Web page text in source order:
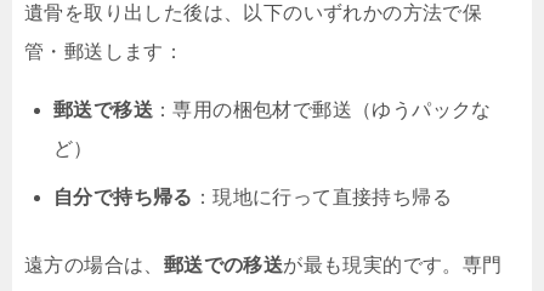
遺骨を取り出した後は、以下のいずれかの方法で保
管・郵送します：
郵送で移送 ：専用の梱包材で郵送（ゆうパックな
ど）
自分で持ち帰る ：現地に行って直接持ち帰る
遠方の場合は、 郵送での移送が最も現実的です。専門